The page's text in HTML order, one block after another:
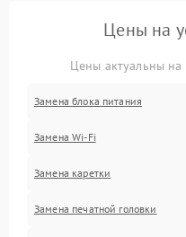
Цены на
Цены актуальны
Замена блока питания
Замена Wi-Fi
Замена каретки
Замена печатной головки